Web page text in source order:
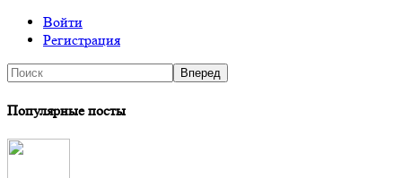
Войти
Регистрация
Популярные посты